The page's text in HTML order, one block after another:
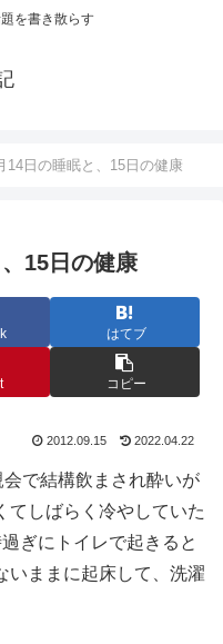
を書き散らす
14日の睡眠と、15日の健康
15日の健康
はてブ
コピー
2012.09.15 2022.04.22
で結構飲まされ酔いが
てしばらく冷やしていた
ぎにトイレで起きると
いままに起床して、洗濯